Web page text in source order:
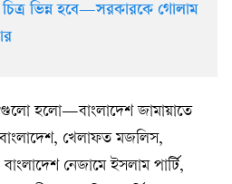
চিত্র ভিন্ন হবে—সরকারকে গোলাম
হলো—বাংলাদেশ জামায়াতে
খেলাফত মজলিস,
নেজামে ইসলাম পার্টি,